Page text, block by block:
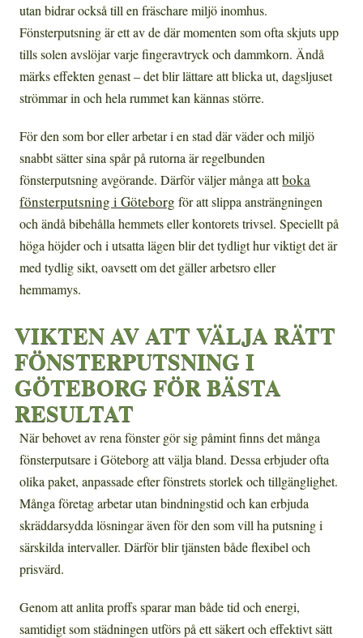
utan bidrar också till en fräschare miljö inomhus.
Fönsterputsning är ett av de där momenten som ofta skjuts upp
tills solen avslöjar varje fingeravtryck och dammkorn. Ändå
märks effekten genast – det blir lättare att blicka ut, dagsljuset
strömmar in och hela rummet kan kännas större.
För den som bor eller arbetar i en stad där väder och miljö
snabbt sätter sina spår på rutorna är regelbunden
fönsterputsning avgörande. Därför väljer många attboka
fönsterputsning i Göteborg för att slippa ansträngningen
och ändå bibehålla hemmets eller kontorets trivsel. Speciellt på
höga höjder och i utsatta lägen blir det tydligt hur viktigt det är
med tydlig sikt, oavsett om det gäller arbetsro eller
hemmamys.
VIKTEN AV ATT VÄLJA RÄTT
FÖNSTERPUTSNING I
GÖTEBORG FÖR BÄSTA
RESULTAT
När behovet av rena fönster gör sig påmint finns det många
fönsterputsare i Göteborg att välja bland. Dessa erbjuder ofta
olika paket, anpassade efter fönstrets storlek och tillgänglighet.
Många företag arbetar utan bindningstid och kan erbjuda
skräddarsydda lösningar även för den som vill ha putsning i
särskilda intervaller. Därför blir tjänsten både flexibel och
prisvärd.
Genom att anlita proffs sparar man både tid och energi,
samtidigt som städningen utförs på ett säkert och effektivt sätt